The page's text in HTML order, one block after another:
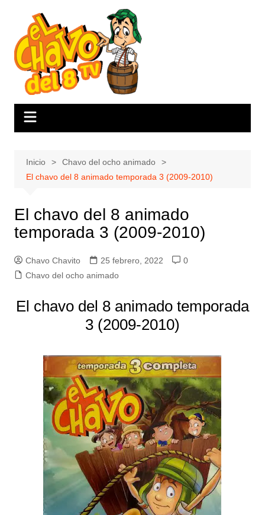
contenido
Inicio
Chavo del ocho animado
El chavo del 8 animado temporada 3 (2009-2010)
El chavo del 8 animado
temporada 3 (2009-2010)
Chavo Chavito 25 febrero, 2022
0
Chavo del ocho animado
El chavo del 8 animado temporada
3 (2009-2010)